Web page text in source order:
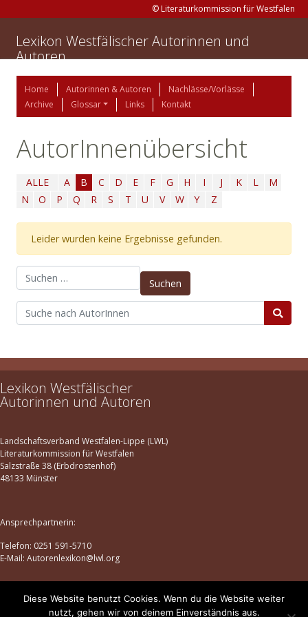
© Literaturkommission für Westfalen
Lexikon Westfälischer Autorinnen und
Autoren
Home Autorinnen & Autoren
Nachlässe/Vorlässe
Archive
Glossar Links Kontakt
AutorInnenübersicht
ALLE A B C D E F G H I J K L
M
N
O P Q R S T U V W Y Z
Leider wurden keine Ergebnisse gefunden.
Suchen nach:
Lexikon Westfälischer
Autorinnen und Autoren
Landschaftsverband Westfalen-Lippe (LWL)
Literaturkommission für Westfalen
Salzstraße 38 (Erbdrostenhof)
48133 Münster
Ansprechpartnerin:
Telefon: 0251 591-5710
E-Mail: Autorenlexikon@lwl.org
Datenschutz |Impressum
Diese Website benutzt Cookies. Wenn du die Website weiter
nutzt, gehen wir von deinem Einverständnis aus.